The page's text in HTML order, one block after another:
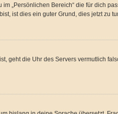
„Persönlichen Bereich“ die für dich
ist dies ein guter Grund, dies jetzt zu
geht die Uhr des Servers vermutlich